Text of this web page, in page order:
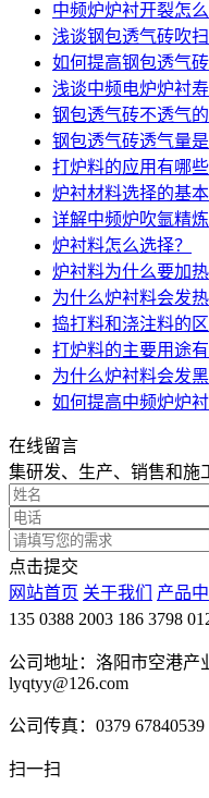
中频炉炉衬开裂怎
浅谈钢包透气砖吹
如何提高钢包透气砖
浅谈中频电炉炉衬
钢包透气砖不透气
钢包透气砖透气量
打炉料的应用有哪些
炉衬材料选择的基本
详解中频炉吹氩精
炉衬料怎么选择？
炉衬料为什么要加
为什么炉衬料会发
捣打料和浇注料的区
打炉料的主要用途有
为什么炉衬料会发
如何提高中频炉炉衬
在线留言
集研发、生产、销售和施
点击提交
网站首页 关于我们 产品
135 0388 2003 186 3798
公司地址：洛阳市空港产
lyqtyy@126.com
公司传真：0379 67840539
扫一扫